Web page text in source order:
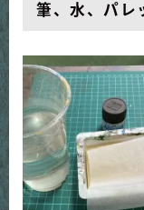
筆、 水、パレ